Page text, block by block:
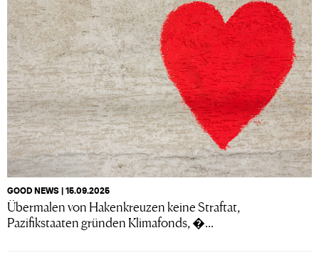
GOOD NEWS | 15.09.2025
Übermalen von Hakenkreuzen keine Straftat,
Pazifikstaaten gründen Klimafonds, �...